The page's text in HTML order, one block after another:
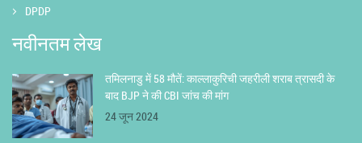
DPDP
नवीनतम लेख
तमिलनाडु में 58 मौतें: काल्लाकुरिची जहरीली शराब त्रासदी के
बाद BJP ने की CBI जांच की मांग
24 जून 2024